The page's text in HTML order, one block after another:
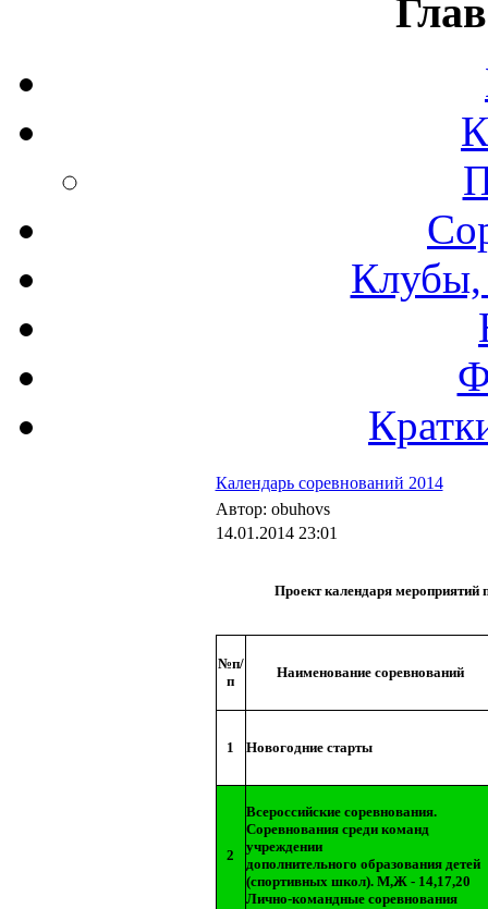
Календарь соревнований 2014
Автор: obuhovs
14.01.2014 23:01
Проект календаря мероприятий
№п/
п
Наименование соревнований
1 Новогодние старты
2
Всероссийские соревнования.
Соревнования среди команд
учреждении
дополнительного образования детей
(спортивных школ). М,Ж - 14,17,20
Лично-командные соревнования